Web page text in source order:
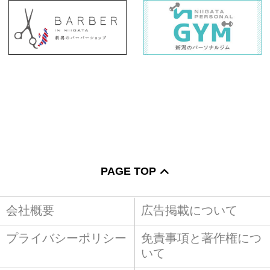
PAGE TOP
会社概要 広告掲載について
プライバシーポリシー
免責事項と著作権につ
いて